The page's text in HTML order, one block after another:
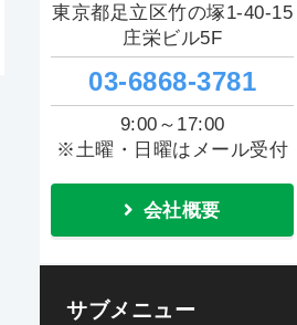
東京都足立区竹の塚1-40-15
庄栄ビル5F
03-6868-3781
9:00～17:00
※土曜・日曜はメール受付
会社概要
サブメニュー